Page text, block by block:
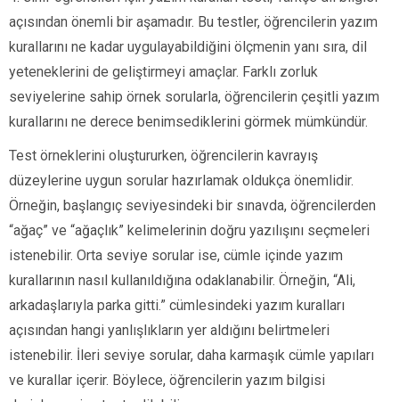
açısından önemli bir aşamadır. Bu testler, öğrencilerin yazım
kurallarını ne kadar uygulayabildiğini ölçmenin yanı sıra, dil
yeteneklerini de geliştirmeyi amaçlar. Farklı zorluk
seviyelerine sahip örnek sorularla, öğrencilerin çeşitli yazım
kurallarını ne derece benimsediklerini görmek mümkündür.
Test örneklerini oluştururken, öğrencilerin kavrayış
düzeylerine uygun sorular hazırlamak oldukça önemlidir.
Örneğin, başlangıç seviyesindeki bir sınavda, öğrencilerden
“ağaç” ve “ağaçlık” kelimelerinin doğru yazılışını seçmeleri
istenebilir. Orta seviye sorular ise, cümle içinde yazım
kurallarının nasıl kullanıldığına odaklanabilir. Örneğin, “Ali,
arkadaşlarıyla parka gitti.” cümlesindeki yazım kuralları
açısından hangi yanlışlıkların yer aldığını belirtmeleri
istenebilir. İleri seviye sorular, daha karmaşık cümle yapıları
ve kurallar içerir. Böylece, öğrencilerin yazım bilgisi